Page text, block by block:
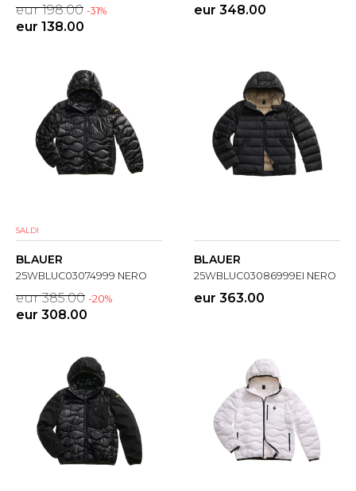
eur 198.00 -31%
eur 138.00
eur 348.00
SALDI
BLAUER
25WBLUC03074999 NERO
eur 385.00 -20%
eur 308.00
BLAUER
25WBLUC03086999EI NERO
eur 363.00